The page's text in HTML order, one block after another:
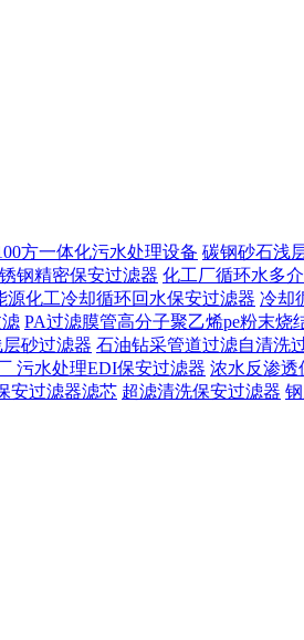
方一体化污水处理设备 碳钢砂石浅
钢精密保安过滤器 化工厂循环水多
源化工冷却循环回水保安过滤器 冷却
PA过滤膜管高分子聚乙烯pe粉末烧
砂过滤器 石油钻采管道过滤自清洗
污水处理EDI保安过滤器 浓水反渗透
安过滤器滤芯 超滤清洗保安过滤器